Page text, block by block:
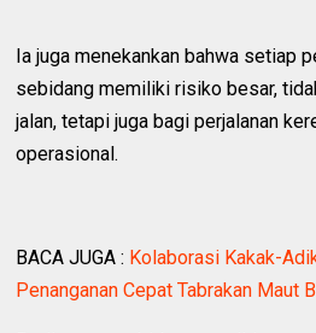
Ia juga menekankan bahwa setiap
sebidang memiliki risiko besar,
jalan, tetapi juga bagi perjalanan
operasional.
BACA JUGA : Kolaborasi Kakak-
Penanganan Cepat Tabrakan Maut